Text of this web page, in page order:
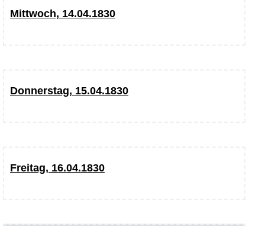
Mittwoch, 14.04.1830
Donnerstag, 15.04.1830
Freitag, 16.04.1830